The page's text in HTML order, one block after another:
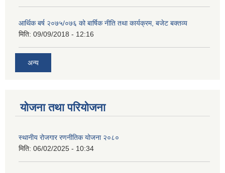
आर्थिक बर्ष २०७५/०७६ को बार्षिक नीति तथा कार्यक्रम, बजेट बक्तव्य
मिति: 09/09/2018 - 12:16
अन्य
योजना तथा परियोजना
स्थानीय रोजगार रणनीतिक योजना २०८०
मिति: 06/02/2025 - 10:34